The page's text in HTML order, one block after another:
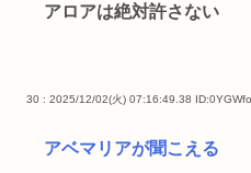
アロアは絶対許さない
30 : 2025/12/02(火) 07:16:49.38
アベマリアが聞こえる